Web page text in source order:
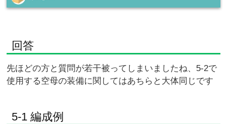
回答
先ほどの方と質問が若干被ってしまいましたね、5-2で
使用する空母の装備に関してはあちらと大体同じです
5-1 編成例